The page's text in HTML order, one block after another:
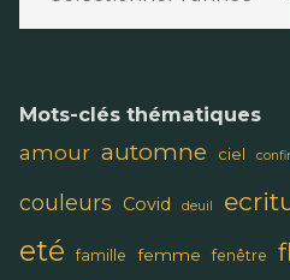
Mots-clés thématiques
amour automne ciel
couleurs Covid deuil
eté famille femme fenêtre